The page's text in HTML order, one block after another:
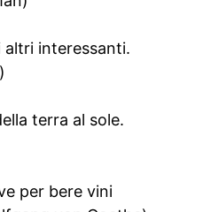
altri interessanti.
terra al sole.
per bere vini